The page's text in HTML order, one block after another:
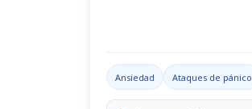
Ansiedad Ataques de pánico